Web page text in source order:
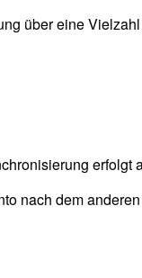
über eine
erfolgt
nach dem